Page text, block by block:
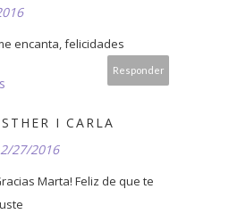
encanta, felicidades
Responder
I CARLA
27/2016
Marta! Feliz de que te